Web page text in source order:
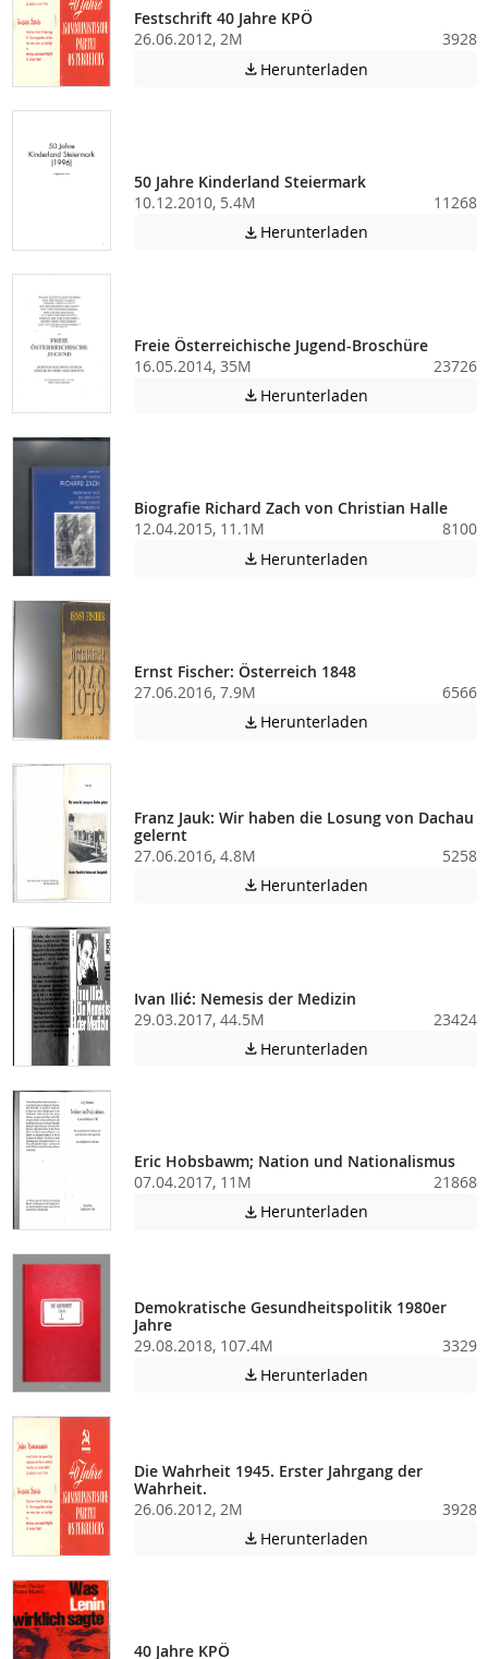
Festschrift 40 Jahre KPÖ
26.06.2012, 2M
3928
 Herunterladen
50 Jahre Kinderland Steiermark
10.12.2010, 5.4M
11268
 Herunterladen
Freie Österreichische Jugend-Broschüre
16.05.2014, 35M
23726
 Herunterladen
Biografie Richard Zach von Christian Halle
12.04.2015, 11.1M
8100
 Herunterladen
Ernst Fischer: Österreich 1848
27.06.2016, 7.9M
6566
 Herunterladen
Franz Jauk: Wir haben die Losung von Dachau
gelernt
27.06.2016, 4.8M
5258
 Herunterladen
Ivan Ilić: Nemesis der Medizin
29.03.2017, 44.5M
23424
 Herunterladen
Eric Hobsbawm; Nation und Nationalismus
07.04.2017, 11M
21868
 Herunterladen
Demokratische Gesundheitspolitik 1980er
Jahre
29.08.2018, 107.4M
3329
 Herunterladen
Die Wahrheit 1945. Erster Jahrgang der
Wahrheit.
26.06.2012, 2M
3928
 Herunterladen
40 Jahre KPÖ